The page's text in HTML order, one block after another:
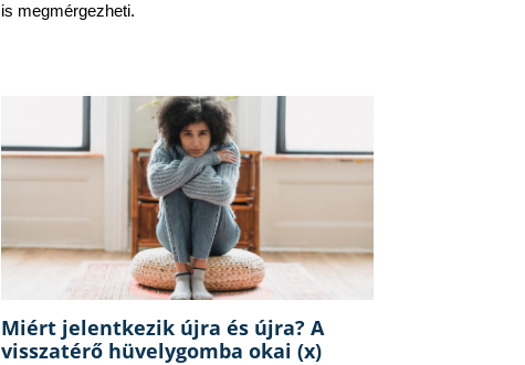
is megmérgezheti.
Miért jelentkezik újra és újra? A
visszatérő hüvelygomba okai (x)